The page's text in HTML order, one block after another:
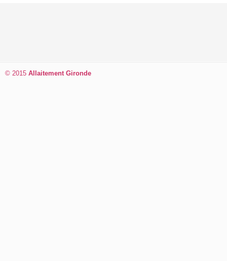
© 2015 Allaitement Gironde